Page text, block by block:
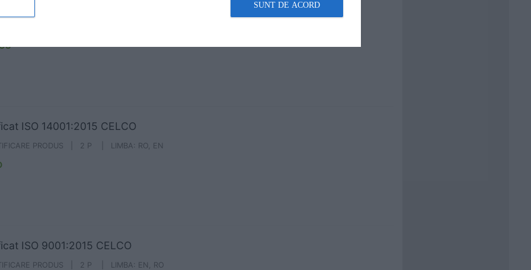
cu vid - certificare EAD 300021-00-04-04 SIBELIUS
ISO 14001:2015 CELCO
PRODUS | 2 P | LIMBA: RO, EN
ISO 9001:2015 CELCO
PRODUS | 2 P | LIMBA: EN, RO
SUNT DE ACORD